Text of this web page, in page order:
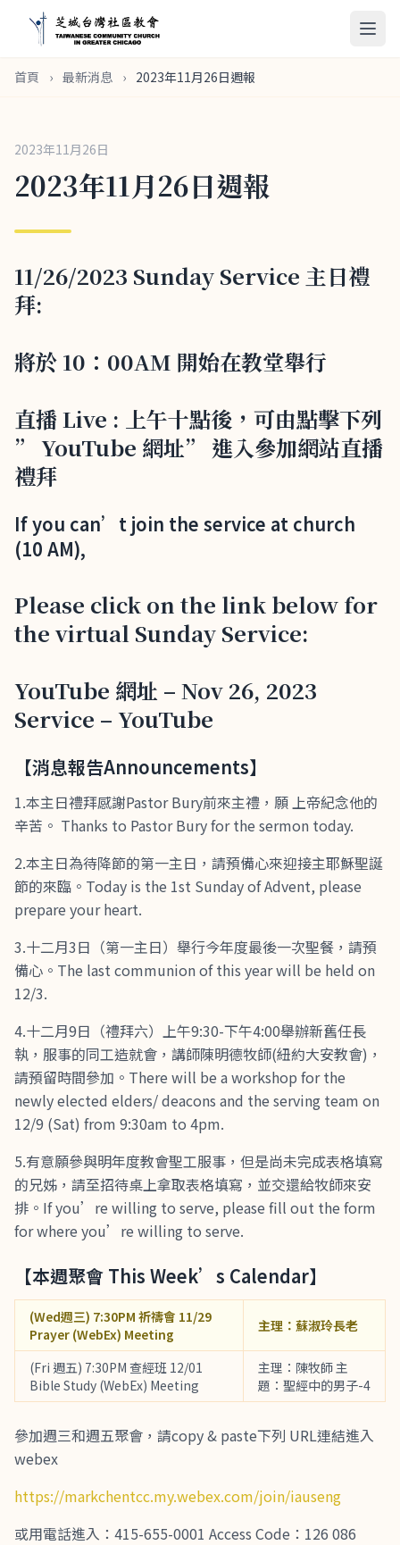
首頁 › 最新消息 › 2023年11月26日週報
2023年11月26日
2023年11月26日週報
11/26/2023 Sunday Service 主日禮
拜:
將於 10：00AM 開始在教堂舉行
直播 Live : 上午十點後，可由點擊下列
” YouTube 網址” 進入參加網站直播
禮拜
If you can’t join the service at church
(10 AM),
Please click on the link below for
the virtual Sunday Service:
YouTube 網址 – Nov 26, 2023
Service – YouTube
【消息報告Announcements】
1.本主日禮拜感謝Pastor Bury前來主禮，願 上帝紀念他的
辛苦。 Thanks to Pastor Bury for the sermon today.
2.本主日為待降節的第一主日，請預備心來迎接主耶穌聖誕
節的來臨。Today is the 1st Sunday of Advent, please
prepare your heart.
3.十二月3日（第一主日）舉行今年度最後一次聖餐，請預
備心。The last communion of this year will be held on
12/3.
4.十二月9日（禮拜六）上午9:30-下午4:00舉辦新舊任長
執，服事的同工造就會，講師陳明德牧師(紐約大安教會)，
請預留時間參加。There will be a workshop for the
newly elected elders/ deacons and the serving team on
12/9 (Sat) from 9:30am to 4pm.
5.有意願參與明年度教會聖工服事，但是尚未完成表格填寫
的兄姊，請至招待桌上拿取表格填寫，並交還給牧師來安
排。If you’re willing to serve, please fill out the form
for where you’re willing to serve.
【本週聚會 This Week’s Calendar】
(Wed週三) 7:30PM 祈禱會 11/29
Prayer (WebEx) Meeting
主理：蘇淑玲長老
(Fri 週五) 7:30PM 查經班 12/01
Bible Study (WebEx) Meeting
主理：陳牧師 主
題：聖經中的男子-4
參加週三和週五聚會，請copy & paste下列 URL連結進入
webex
https://markchentcc.my.webex.com/join/iauseng
或用電話進入：415-655-0001 Access Code：126 086